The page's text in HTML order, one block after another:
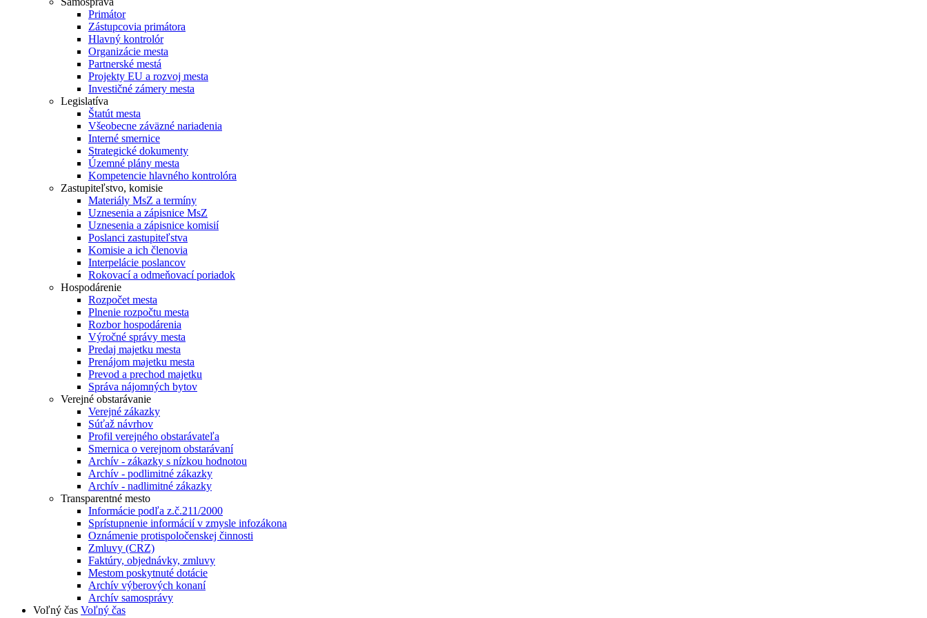
Primátor
Zástupcovia primátora
Hlavný kontrolór
Organizácie mesta
Partnerské mestá
Projekty EU a rozvoj mesta
Investičné zámery mesta
Legislatíva
Štatút mesta
Všeobecne záväzné nariadenia
Interné smernice
Strategické dokumenty
Územné plány mesta
Kompetencie hlavného kontrolóra
Zastupiteľstvo, komisie
Materiály MsZ a termíny
Uznesenia a zápisnice MsZ
Uznesenia a zápisnice komisií
Poslanci zastupiteľstva
Komisie a ich členovia
Interpelácie poslancov
Rokovací a odmeňovací poriadok
Hospodárenie
Rozpočet mesta
Plnenie rozpočtu mesta
Rozbor hospodárenia
Výročné správy mesta
Predaj majetku mesta
Prenájom majetku mesta
Prevod a prechod majetku
Správa nájomných bytov
Verejné obstarávanie
Verejné zákazky
Súťaž návrhov
Profil verejného obstarávateľa
Smernica o verejnom obstarávaní
Archív - zákazky s nízkou hodnotou
Archív - podlimitné zákazky
Archív - nadlimitné zákazky
Transparentné mesto
Informácie podľa z.č.211/2000
Sprístupnenie informácií v zmysle infozákona
Oznámenie protispoločenskej činnosti
Zmluvy (CRZ)
Faktúry, objednávky, zmluvy
Mestom poskytnuté dotácie
Archív výberových konaní
Archív samosprávy
Voľný čas Voľný čas